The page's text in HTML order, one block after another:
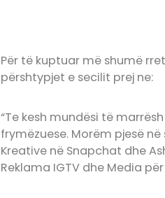
Për të kuptuar më shumë
përshtypjet e secilit prej ne:
“Te kesh mundësi të
frymëzuese. Morëm pjesë
Kreative në Snapchat dhe
Reklama IGTV dhe Media